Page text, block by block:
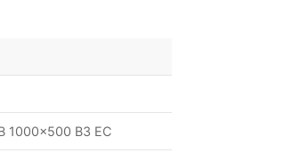
1000x500 B3 EC